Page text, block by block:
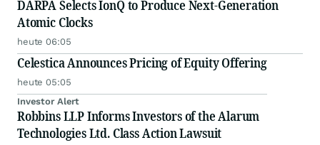
DARPA Selects IonQ to Produce Next-Generation
Atomic Clocks
heute 06:05
Celestica Announces Pricing of Equity Offering
heute 05:05
Investor Alert
Robbins LLP Informs Investors of the Alarum
Technologies Ltd. Class Action Lawsuit